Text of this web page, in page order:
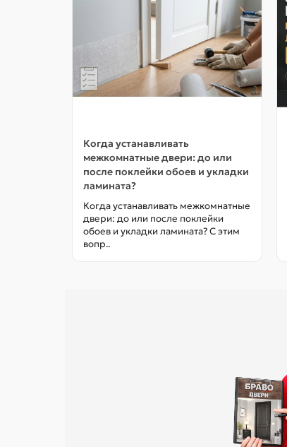
Когда устанавливать
межкомнатные двери: до или
после поклейки обоев и укладки
ламината?
Когда устанавливать межкомнатные
двери: до или после поклейки
обоев и укладки ламината? С этим
вопр..